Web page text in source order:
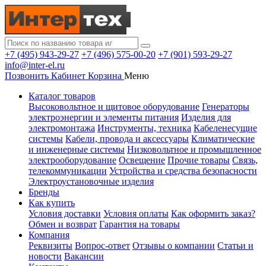
+7 (495) 943-29-27 +7 (496) 575-00-20 +7 (901) 593-29-27
info@inter-el.ru
Позвонить Кабинет Корзина Меню
Каталог товаров
Высоковольтное и щитовое оборудование Генераторы
электроэнергии и элементы питания Изделия для
электромонтажа Инструменты, техника Кабеленесущие
системы Кабели, провода и аксессуары Климатические
и инженерные системы Низковольтное и промышленное
электрооборудование Освещение Прочие товары Связь,
телекоммуникации Устройства и средства безопасности
Электроустановочные изделия
Бренды
Как купить
Условия доставки Условия оплаты Как оформить заказ?
Обмен и возврат Гарантия на товары
Компания
Реквизиты Вопрос-ответ Отзывы о компании Статьи и
новости Вакансии